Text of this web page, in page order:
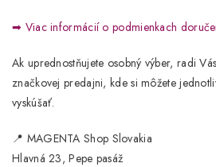
➡ Viac informácií o podmienkach
Ak uprednostňujete osobný výber, radi
značkovej predajni, kde si môžete
vyskúšať.
📍 MAGENTA Shop Slovakia
Hlavná 23, Pepe pasáž